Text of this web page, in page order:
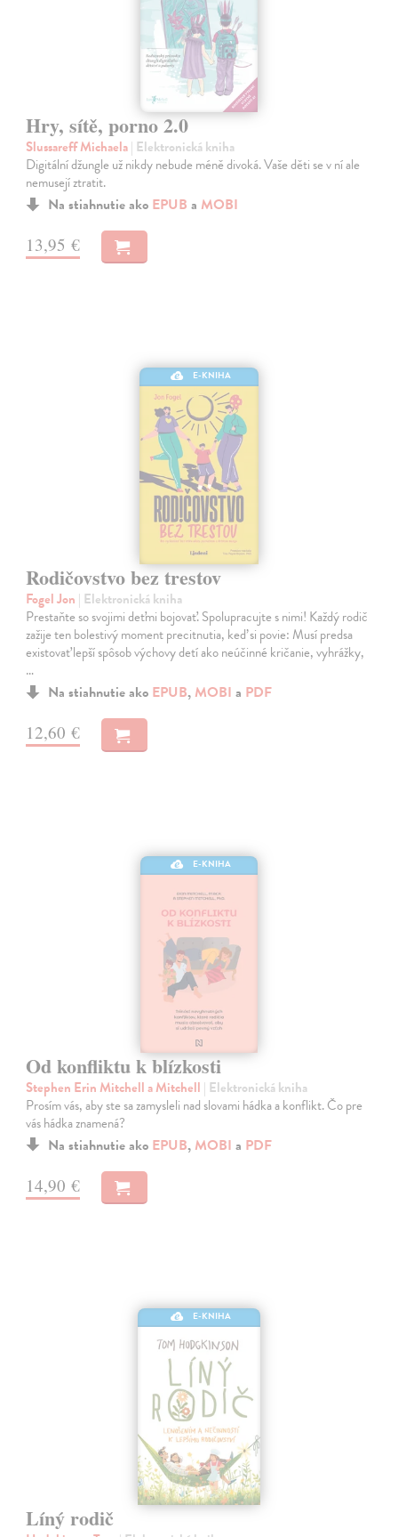
Hry, sítě, porno 2.0
Slussareff Michaela| Elektronická kniha
Digitální džungle už nikdy nebude méně divoká. Vaše děti se v ní ale
nemusejí ztratit.
Na stiahnutie ako EPUB a MOBI
13,95 €
E-KNIHA
Rodičovstvo bez trestov
Fogel Jon | Elektronická kniha
Prestaňte so svojimi deťmi bojovať. Spolupracujte s nimi! Každý rodič
zažije ten bolestivý moment precitnutia, keď si povie: Musí predsa
existovať lepší spôsob výchovy detí ako neúčinné kričanie, vyhrážky,
…
Na stiahnutie ako EPUB, MOBI a PDF
12,60 €
E-KNIHA
Od konfliktu k blízkosti
Stephen Erin Mitchell a Mitchell | Elektronická kniha
Prosím vás, aby ste sa zamysleli nad slovami hádka a konflikt. Čo pre
vás hádka znamená?
Na stiahnutie ako EPUB, MOBI a PDF
14,90 €
E-KNIHA
Líný rodič